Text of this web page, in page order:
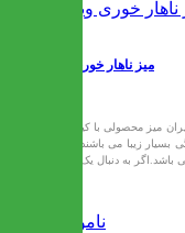
میز ناهار خوری ویدا
میز محصولی با کیفیت
زیبا می باشند.این
ناموجود